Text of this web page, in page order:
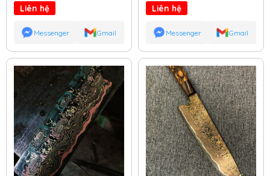
Liên hệ
Messenger Gmail
Liên hệ
Messenger Gmail